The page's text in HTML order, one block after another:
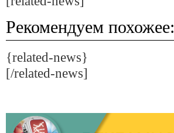
Рекомендуем похожее:
{related-news}
[/related-news]